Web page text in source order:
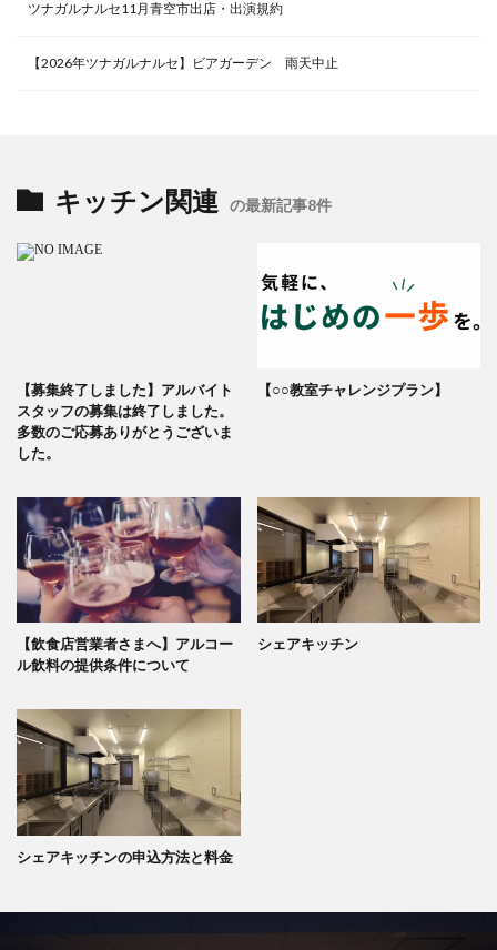
ツナガルナルセ11月青空市出店・出演規約
【2026年ツナガルナルセ】ビアガーデン 雨天中止
キッチン関連 の最新記事8件
【募集終了しました】アルバイト
スタッフの募集は終了しました。
多数のご応募ありがとうございま
した。
【○○教室チャレンジプラン】
【飲食店営業者さまへ】アルコー
ル飲料の提供条件について
シェアキッチン
シェアキッチンの申込方法と料金